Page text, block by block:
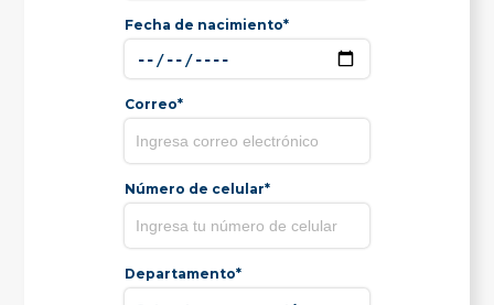
Fecha de nacimiento*
Correo*
Número de celular*
Departamento*